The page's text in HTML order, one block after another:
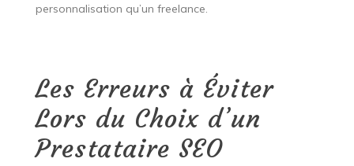
personnalisation qu’un freelance.
Les Erreurs à Éviter
Lors du Choix d’un
Prestataire SEO